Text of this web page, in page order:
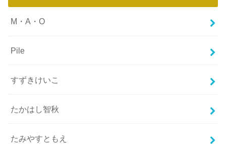
M・A・O
Pile
すずきけいこ
たかはし智秋
たみやすともえ